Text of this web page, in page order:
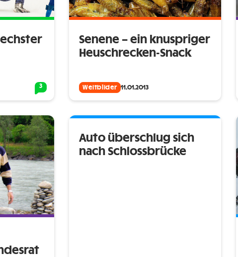
3
Senene – ein knuspriger
Heuschrecken-Snack
Weltbilder 11.01.2013
Auto überschlug sich
nach Schlossbrücke